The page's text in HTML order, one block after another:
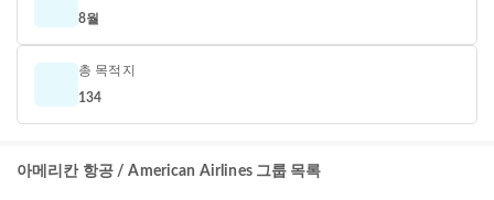
8월
총 목적지
134
아메리칸 항공 / American Airlines 그룹 목록